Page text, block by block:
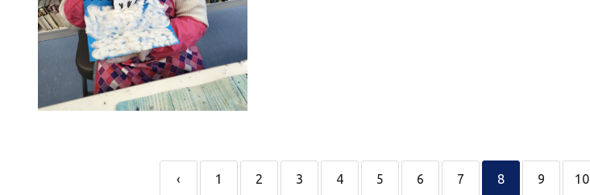
‹ 1 2 3 4 5 6 7 8 9 10